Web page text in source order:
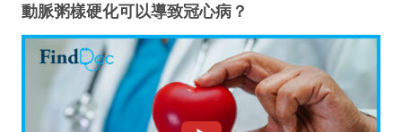
動脈粥樣硬化可以導致冠心病？